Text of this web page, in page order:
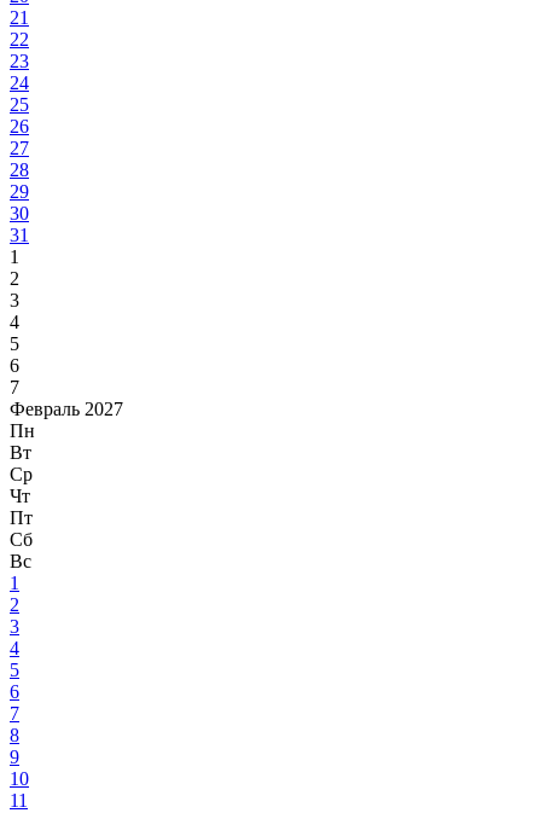
21
22
23
24
25
26
27
28
29
30
31
1
2
3
4
5
6
7
Февраль 2027
Пн
Вт
Ср
Чт
Пт
Сб
Вс
1
2
3
4
5
6
7
8
9
10
11